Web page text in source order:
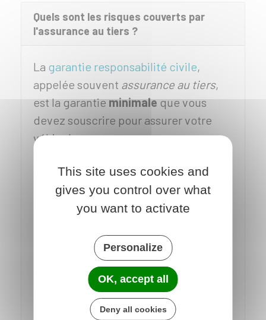
Quels sont les risques couverts par
l'assurance au tiers ?
La garantie responsabilité civile,
appelée souvent assurance au tiers,
est la garantieminimaleque vous
devez souscrire pour assurer votre
véhicule.
que le véhicule peut occasionner :
blessure d'un piéton ou d'un passager,
dégât causé à un autre véhicule ou à
un bâtiment par exemple.
En revanche, le conducteur du
véhicule et la personne reconnue
responsable de l'accident ne seront
pas indemnisés pour les dommages
This site uses cookies and
gives you control over what
you want to activate
Personalize
OK, accept all
Deny all cookies